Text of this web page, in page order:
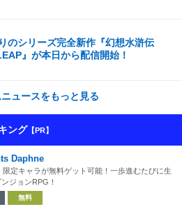
のシリーズ完全新作『幻想水滸伝
』が本日から配信開始！
ュースをもっと見る
ング 【PR】
Daphne
限定キャラが無料ゲット可能！一歩進むたびに生
ジョンRPG！
無料